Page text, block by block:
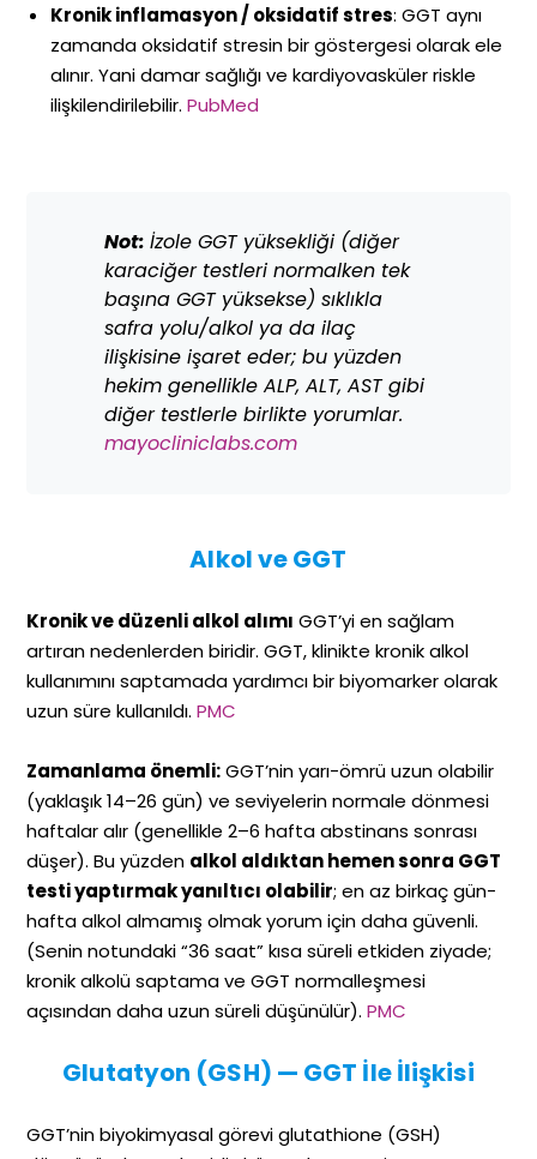
Kronik inflamasyon / oksidatif stres: GGT aynı
zamanda oksidatif stresin bir göstergesi olarak ele
alınır. Yani damar sağlığı ve kardiyovasküler riskle
ilişkilendirilebilir.PubMed
Not:İzole GGT yüksekliği (diğer
karaciğer testleri normalken tek
başına GGT yüksekse) sıklıkla
safra yolu/alkol ya da ilaç
ilişkisine işaret eder; bu yüzden
hekim genellikle ALP, ALT, AST gibi
diğer testlerle birlikte yorumlar.
mayocliniclabs.com
Alkol ve GGT
Kronik ve düzenli alkol alımı GGT’yi en sağlam
artıran nedenlerden biridir. GGT, klinikte kronik alkol
kullanımını saptamada yardımcı bir biyomarker olarak
uzun süre kullanıldı.PMC
Zamanlama önemli:GGT’nin yarı-ömrü uzun olabilir
(yaklaşık 14–26 gün) ve seviyelerin normale dönmesi
haftalar alır (genellikle 2–6 hafta abstinans sonrası
düşer). Bu yüzden alkol aldıktan hemen sonra GGT
testi yaptırmak yanıltıcı olabilir; en az birkaç gün-
hafta alkol almamış olmak yorum için daha güvenli.
(Senin notundaki “36 saat” kısa süreli etkiden ziyade;
kronik alkolü saptama ve GGT normalleşmesi
açısından daha uzun süreli düşünülür).PMC
Glutatyon (GSH) — GGT İle İlişkisi
GGT’nin biyokimyasal görevi glutathione (GSH)